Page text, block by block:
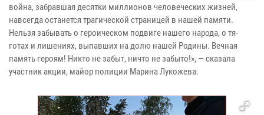
война, забравшая десятки миллионов человеческих жизней,
навсегда останется трагической страницей в нашей памяти.
Нель­зя за­бывать о ге­ро­ичес­ком под­ви­ге на­шего на­рода, о тя­
готах и ли­шени­ях, вы­пав­ших на до­лю на­шей Ро­дины. Вечная
память героям! Никто не забыт, ничто не забыто!», — сказала
участник акции, майор полиции Марина Лукожева.